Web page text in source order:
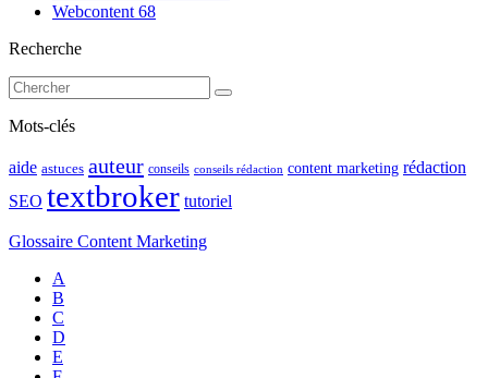
Webcontent 68
Recherche
Mots-clés
aide astuces auteur conseils conseils rédaction content marketing rédaction
SEO textbroker tutoriel
Glossaire Content Marketing
A
B
C
D
E